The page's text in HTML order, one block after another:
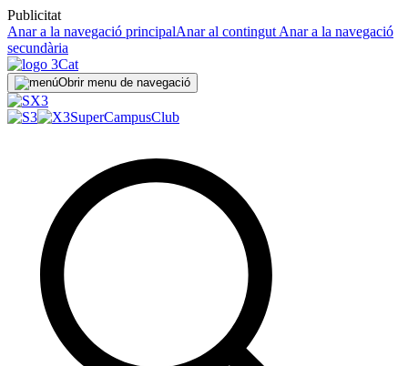
Publicitat
Anar a la navegació principalAnar al contingut Anar a la navegació
secundària
Obrir menu de navegació
SuperCampusClub